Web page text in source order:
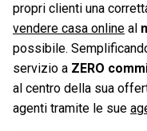
propri clienti una
vendere casa online al
possibile.
servizio a ZERO
al centro della sua
agenti tramite le sue